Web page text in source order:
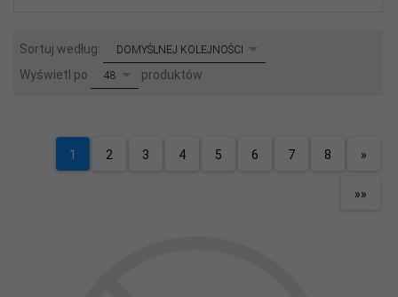
Sortuj według: sortDOMYŚLNEJ KOLEJNOŚCI
Wyświetl po pop48 produktów
1 2 3 4 5 6 7 8 »
»»